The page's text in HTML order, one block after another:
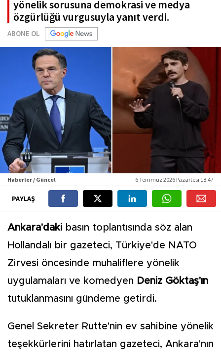
yönelik sorusuna demokrasi ve medya
özgürlüğü vurgusuyla yanıt verdi.
ABONE OL
Haberler / Güncel 6 Temmuz 2026 Pazartesi 18:47
PAYLAŞ
Ankara'daki basın toplantısında söz alan
Hollandalı bir gazeteci, Türkiye'de NATO
Zirvesi öncesinde muhaliflere yönelik
uygulamaları ve komedyen Deniz Göktaş'ın
tutuklanmasını gündeme getirdi.
Genel Sekreter Rutte'nin ev sahibine yönelik
teşekkürlerini hatırlatan gazeteci, Ankara'nın